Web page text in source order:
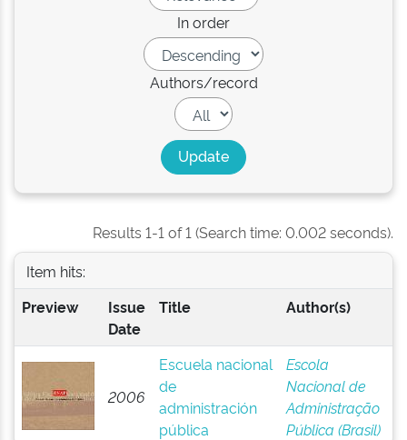
In order
Authors/record
Results 1-1 of 1 (Search time: 0.002 seconds).
Item hits:
Preview
Issue
Date
Title Author(s)
2006
Escuela nacional
de
administración
pública
Escola
Nacional de
Administração
Pública (Brasil)